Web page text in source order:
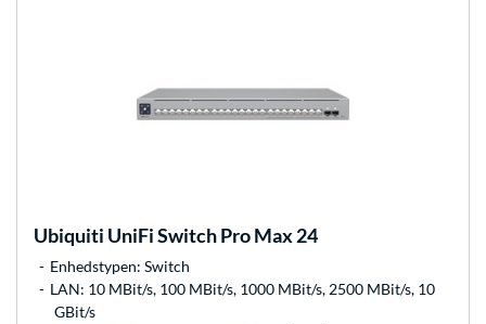
Ubiquiti UniFi Switch Pro Max 24
Enhedstypen: Switch
LAN: 10 MBit/s, 100 MBit/s, 1000 MBit/s, 2500 MBit/s, 10
GBit/s